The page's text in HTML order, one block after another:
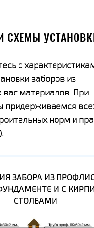
СХЕМЫ
с
заборов из
материалов. При
придерживаемся
норм и
ЗАБОРА ИЗ
И С
СТОЛБАМИ